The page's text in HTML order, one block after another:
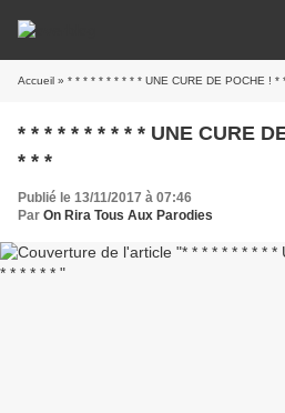
Accueil » * * * * * * * * * * UNE CURE DE POCHE ! *
* * * * * * * * * * UNE CURE DE POCHE ! * * * * * * *
* * *
Publié le 13/11/2017 à 07:46
Par On Rira Tous Aux Parodies